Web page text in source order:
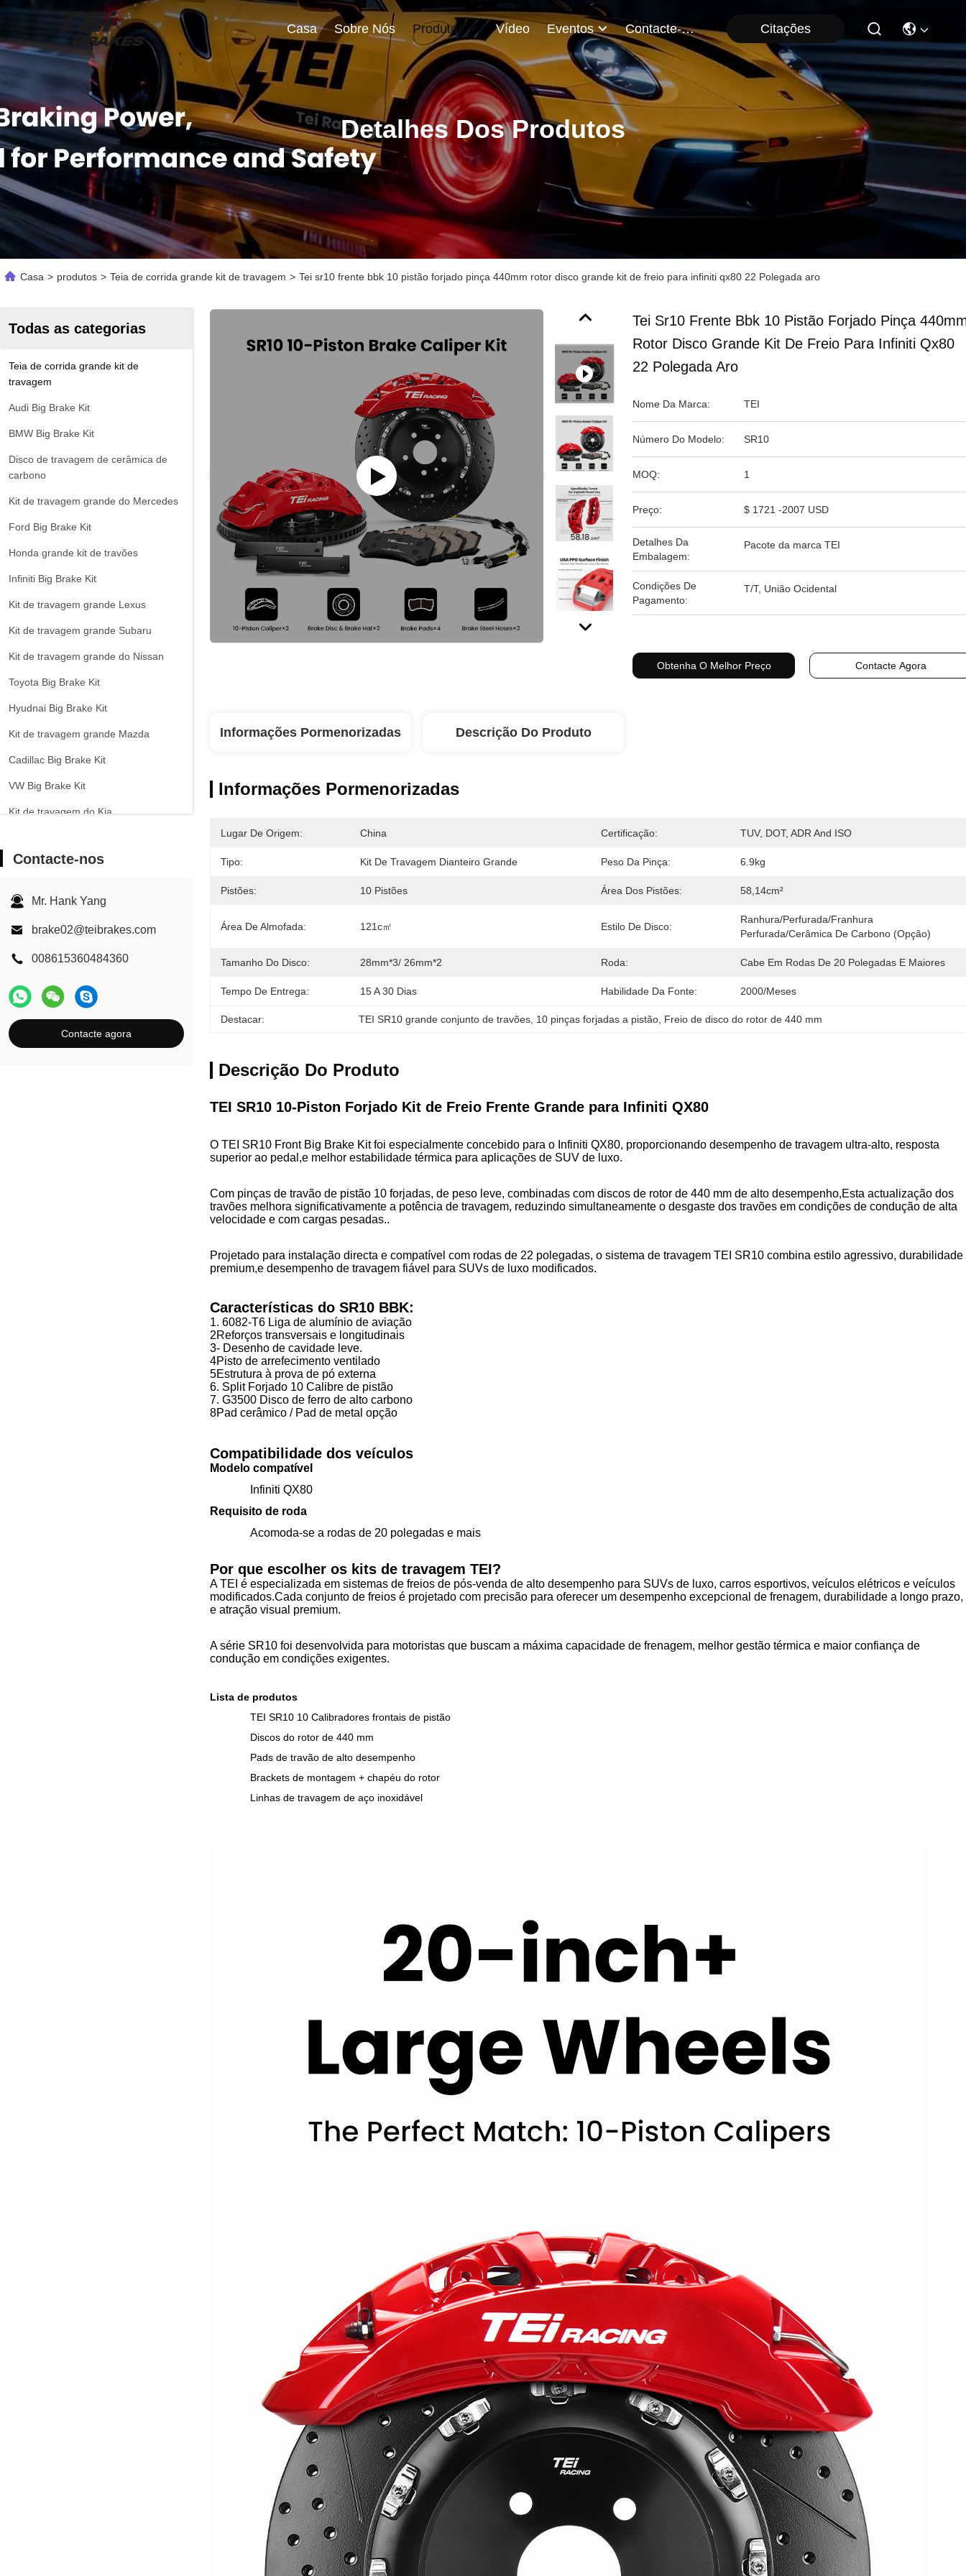
Casa Sobre Nós Produtos Vídeo Eventos Contacte-Nos Citações
Detalhes Dos Produtos
Casa > produtos > Teia de corrida grande kit de travagem > Tei sr10 frente bbk 10 pistão forjado pinça 440mm rotor disco grande kit de freio para infiniti qx80 22 Polegada aro
Todas as categorias
Teia de corrida grande kit de
travagem
Audi Big Brake Kit
BMW Big Brake Kit
Disco de travagem de cerâmica de
carbono
Kit de travagem grande do Mercedes
Ford Big Brake Kit
Honda grande kit de travões
Infiniti Big Brake Kit
Kit de travagem grande Lexus
Kit de travagem grande Subaru
Kit de travagem grande do Nissan
Toyota Big Brake Kit
Hyudnai Big Brake Kit
Kit de travagem grande Mazda
Cadillac Big Brake Kit
VW Big Brake Kit
Kit de travagem do Kia
Outros veículos Kit de travagem
Pinça de Freio EPB
Kit de Freio Carbono-Cerâmico
Contacte-nos
Mr. Hank Yang
brake02@teibrakes.com
008615360484360
Contacte agora
Tei Sr10 Frente Bbk 10 Pistão Forjado Pinça
Rotor Disco Grande Kit De Freio Para Infiniti Qx80
22 Polegada Aro
Nome Da Marca: TEI
Número Do Modelo: SR10
MOQ: 1
Preço: $ 1721 -2007 USD
Detalhes Da
Embalagem:
Pacote da marca TEI
Condições De
Pagamento:
T/T, União Ocidental
Obtenha O Melhor Preço Contacte Agora
Informações Pormenorizadas Descrição Do Produto
Informações Pormenorizadas
Lugar De Origem: China Certificação: TUV, DOT, ADR And ISO
Tipo: Kit De Travagem Dianteiro Grande Peso Da Pinça: 6.9kg
Pistões: 10 Pistões Área Dos Pistões: 58,14cm²
Área De Almofada: 121c㎡ Estilo De Disco:
Ranhura/Perfurada/Franhura
Perfurada/Cerâmica De Carbono (opção)
Tamanho Do Disco: 28mm*3/ 26mm*2 Roda: Cabe Em Rodas De 20 Polegadas E Maiores
Tempo De Entrega: 15 A 30 Dias Habilidade Da Fonte: 2000/Meses
Destacar: TEI SR10 grande conjunto de travões 10 pinças forjadas a pistão Freio de disco do rotor de 440 mm
Descrição Do Produto
TEI SR10 10-Piston Forjado Kit de Freio Frente Grande para Infiniti QX80
O TEI SR10 Front Big Brake Kit foi especialmente concebido para o Infiniti QX80, proporcionando desempenho de travagem ultra-alto, resposta
superior ao pedal,e melhor estabilidade térmica para aplicações de SUV de luxo.
Com pinças de travão de pistão 10 forjadas, de peso leve, combinadas com discos de rotor de 440 mm de alto desempenho,Esta actualização dos
travões melhora significativamente a potência de travagem, reduzindo simultaneamente o desgaste dos travões em condições de condução de alta
velocidade e com cargas pesadas..
Projetado para instalação directa e compatível com rodas de 22 polegadas, o sistema de travagem TEI SR10 combina estilo agressivo, durabilidade
premium,e desempenho de travagem fiável para SUVs de luxo modificados.
Características do SR10 BBK:
1. 6082-T6 Liga de alumínio de aviação
2Reforços transversais e longitudinais
3- Desenho de cavidade leve.
4Pisto de arrefecimento ventilado
5Estrutura à prova de pó externa
6. Split Forjado 10 Calibre de pistão
7. G3500 Disco de ferro de alto carbono
8Pad cerâmico / Pad de metal opção
Compatibilidade dos veículos
Modelo compatível
Infiniti QX80
Requisito de roda
Acomoda-se a rodas de 20 polegadas e mais
Por que escolher os kits de travagem TEI?
A TEI é especializada em sistemas de freios de pós-venda de alto desempenho para SUVs de luxo, carros esportivos, veículos elétricos e veículos
modificados.Cada conjunto de freios é projetado com precisão para oferecer um desempenho excepcional de frenagem, durabilidade a longo prazo,
e atração visual premium.
A série SR10 foi desenvolvida para motoristas que buscam a máxima capacidade de frenagem, melhor gestão térmica e maior confiança de
condução em condições exigentes.
Lista de produtos
TEI SR10 10 Calibradores frontais de pistão
Discos do rotor de 440 mm
Pads de travão de alto desempenho
Brackets de montagem + chapéu do rotor
Linhas de travagem de aço inoxidável